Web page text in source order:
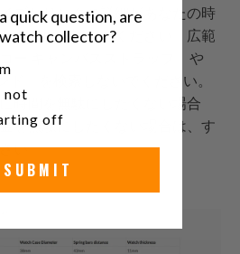
ズとリンクの詳細があなたの時
を常に確認してください。広範
ー キャンバスストラップ」や
ド」を検索しないでください。
時間を無駄にしたくない場合
を無駄にしたくない場合は、す
い。
quick question, are
collector?
collector?
not
off
SUBMIT